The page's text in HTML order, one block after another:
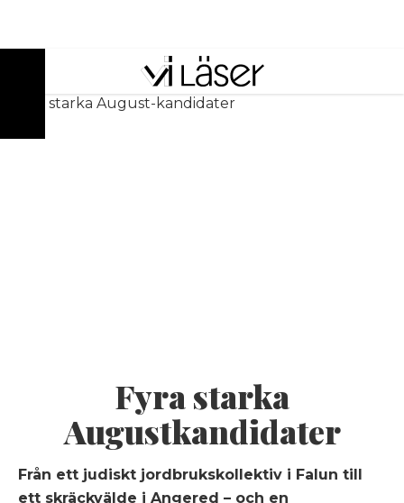
Fyra starka
Augustkandidater
Från ett judiskt jordbrukskollektiv i Falun till
ett skräckvälde i Angered – och en